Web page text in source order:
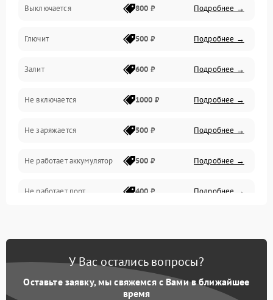
Механические проблемы
Матрица и оптика
Питание и питание цепей
Проблемы с картами памяти
Объективы
Программные сбои
Коммуникации и интерфейсы
Выключается 800 ₽ Подробнее →
Глючит 500 ₽ Подробнее →
Залит 600 ₽ Подробнее →
Не включается 1000 ₽ Подробнее →
Не заряжается 500 ₽ Подробнее →
Не работает аккумулятор 500 ₽ Подробнее →
Не работает порт 400 ₽ Подробнее →
У Вас остались вопросы?
Оставьте заявку, мы свяжемся с Вами в ближайшее
время